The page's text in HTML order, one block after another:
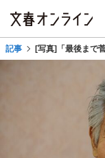
記事 [写真]「最後まで